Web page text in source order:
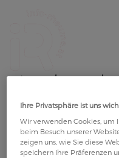
Aufwärmen
Ihre Privatsphäre ist uns
Wir verwenden Cookies,
beim Besuch unserer
zeigen uns, wie Sie diese
speichern Ihre Präferenzen